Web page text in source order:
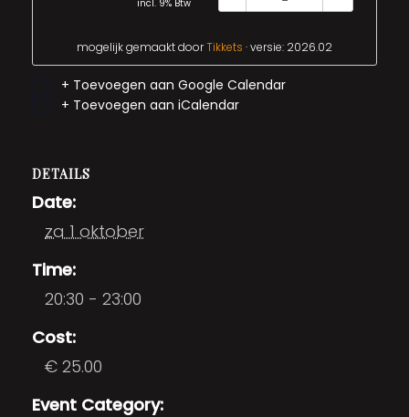
incl. 9% Btw
mogelijk gemaakt doorTikkets · versie: 2026.02
+ Toevoegen aan Google Calendar
+ Toevoegen aan iCalendar
DETAILS
Date:
za 1 oktober
Time:
20:30 - 23:00
Cost:
€ 25.00
Event Category: